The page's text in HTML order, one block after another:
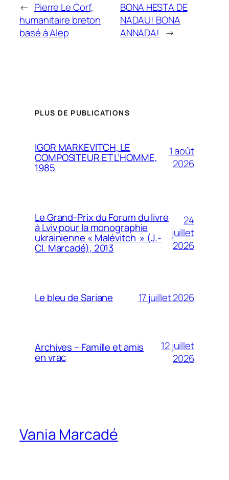
← Pierre Le Corf,
humanitaire breton
basé à Alep
BONA HESTA DE
NADAU! BONA
ANNADA! →
PLUS DE PUBLICATIONS
IGOR MARKEVITCH, LE
COMPOSITEUR ET L’HOMME,
1985
1 août
2026
Le Grand-Prix du Forum du livre
à Lviv pour la monographie
ukrainienne « Malévitch » (J.-
Cl. Marcadé), 2013
24
juillet
2026
Le bleu de Sariane 17 juillet 2026
Archives – Famille et amis
en vrac
12 juillet
2026
Vania Marcadé